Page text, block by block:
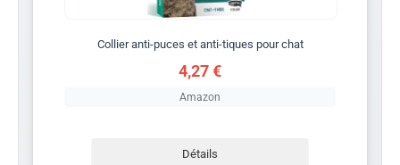
Collier anti-puces et anti-tiques pour chat
4,27 €
Amazon
Détails